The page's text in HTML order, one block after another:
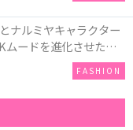
ナルミヤキャラクター
ムードを進化させた新
FASHION